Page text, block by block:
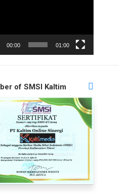
00:00 01:00
of SMSI Kaltim